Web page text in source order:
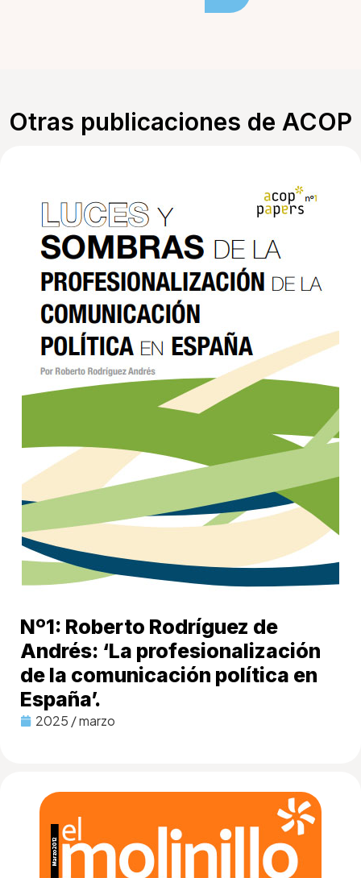
Otras publicaciones de ACOP
Nº1: Roberto Rodríguez de
Andrés: ‘La profesionalización
de la comunicación política en
España’.
2025 / marzo